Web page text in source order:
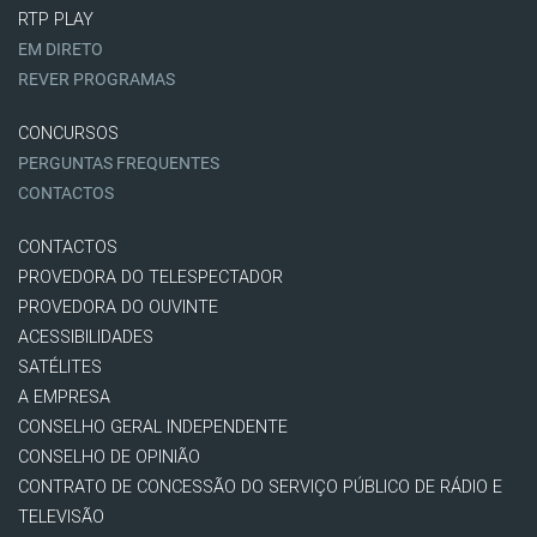
RTP PLAY
EM DIRETO
REVER PROGRAMAS
CONCURSOS
PERGUNTAS FREQUENTES
CONTACTOS
CONTACTOS
PROVEDORA DO TELESPECTADOR
PROVEDORA DO OUVINTE
ACESSIBILIDADES
SATÉLITES
A EMPRESA
CONSELHO GERAL INDEPENDENTE
CONSELHO DE OPINIÃO
CONTRATO DE CONCESSÃO DO SERVIÇO PÚBLICO DE RÁDIO E
TELEVISÃO